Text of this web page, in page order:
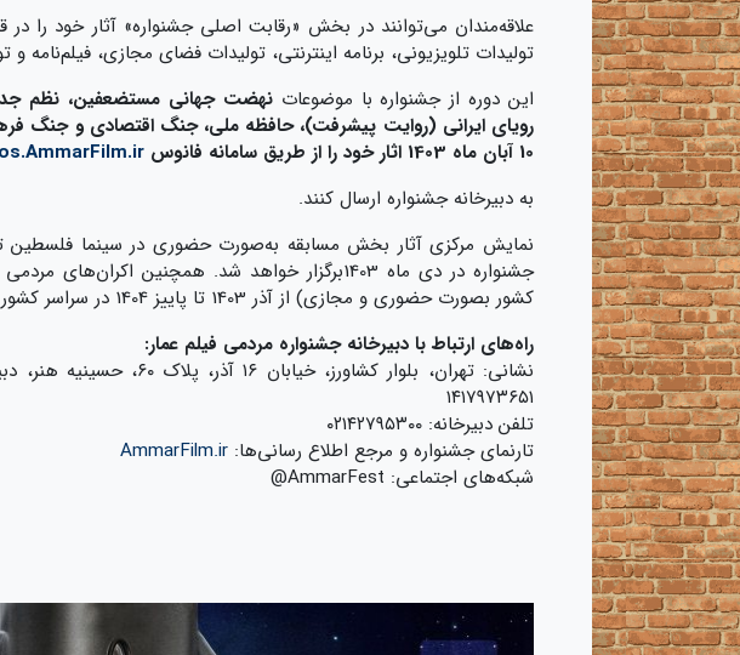
علاقه‌مندان می‌توانند در بخش «رقابت اصلی جشنواره» آثار خود را در
تولیدات تلویزیونی، برنامه اینترنتی، تولیدات فضای مجازی،
این دوره از جشنواره با موضوعاتنهضت جهانی مستضعفین، نظم جدید
رویای ایرانی (روایت پیشرفت)، حافظه ملی، جنگ اقتصادی و جنگ
10 آبان ماه 1403 اثار خود را از طریق سامانه فانوس
به دبیرخانه جشنواره ارسال کنند.
نمایش مرکزی آثار بخش مسابقه به‌‌صورت حضوری در سینما فلسطین
جشنواره در دی ماه 1403برگزار خواهد شد. همچنین
کشور بصورت حضوری و مجازی) از آذر 1403 تا پاییز 1404 در سراسر کشور صورت خواهد گرفت.
راه‌های ارتباط با دبیرخانه جشنواره مردمی فیلم عمار:
نشانی: تهران، بلوار کشاورز،
۱۴۱۷۹۷۳۶۵۱
تلفن دبیرخانه: ۰۲۱۴۲۷۹۵۳۰۰
تارنمای جشنواره و مرجع اطلاع رسانی‌ها: AmmarFilm.ir
شبکه‌های اجتماعی: AmmarFest@